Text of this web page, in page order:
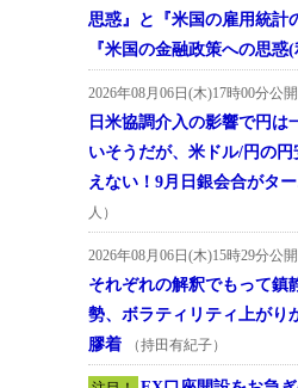
思惑』と『米国の雇用統計
『米国の金融政策への思
2026年08月06日(木)17時00分公開
日米協調介入の影響で円は
いそうだが、米ドル/円の
えない！9月日銀会合がタ
人）
2026年08月06日(木)15時29分公開
それぞれの解釈でもって鎮
勢、ボラティリティ上がり
膠着
（持田有紀子）